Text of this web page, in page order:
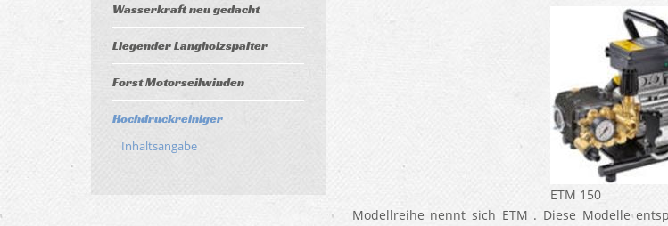
Wasserkraft neu gedacht
Liegender Langholzspalter
Forst Motorseilwinden
Hochdruckreiniger
Inhaltsangabe
ETM 150
Modellreihe nennt sich ETM . Diese Modelle